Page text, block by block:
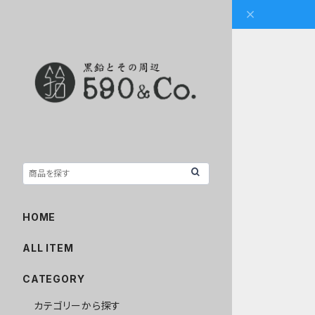
HOME
ALL ITEM
CATEGORY
カテゴリーから探す